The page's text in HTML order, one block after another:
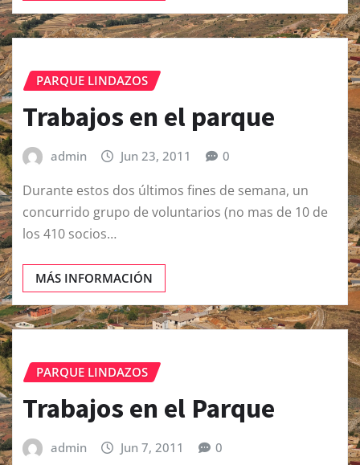
PARQUE LINDAZOS
Trabajos en el parque
admin Jun 23, 2011 0
Durante estos dos últimos fines de semana, un
concurrido grupo de voluntarios (no mas de 10 de
los 410 socios…
MÁS INFORMACIÓN
PARQUE LINDAZOS
Trabajos en el Parque
admin Jun 7, 2011 0